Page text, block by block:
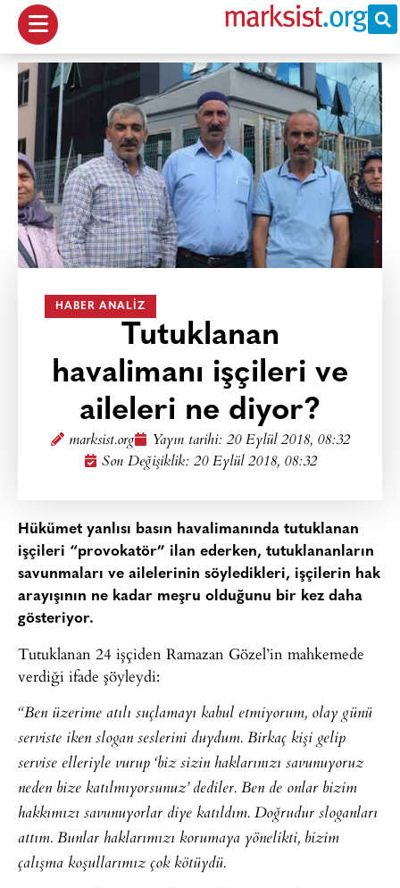
HABER ANALIZ
Tutuklanan
havalimanı işçileri ve
aileleri ne diyor?
marksist.org Yayın tarihi: 20 Eylül 2018, 08:32
Son Değişiklik: 20 Eylül 2018, 08:32
Hükümet yanlısı basın havalimanında tutuklanan
işçileri “provokatör” ilan ederken, tutuklananların
savunmaları ve ailelerinin söyledikleri, işçilerin hak
arayışının ne kadar meşru olduğunu bir kez daha
gösteriyor.
Tutuklanan 24 işçiden Ramazan Gözel’in mahkemede
verdiği ifade şöyleydi:
“Ben üzerime atılı suçlamayı kabul etmiyorum, olay günü
serviste iken slogan seslerini duydum. Birkaç kişi gelip
servise elleriyle vurup ‘biz sizin haklarınızı savunuyoruz
neden bize katılmıyorsunuz’ dediler. Ben de onlar bizim
hakkımızı savunuyorlar diye katıldım. Doğrudur sloganları
attım. Bunlar haklarımızı korumaya yönelikti, bizim
çalışma koşullarımız çok kötüydü.